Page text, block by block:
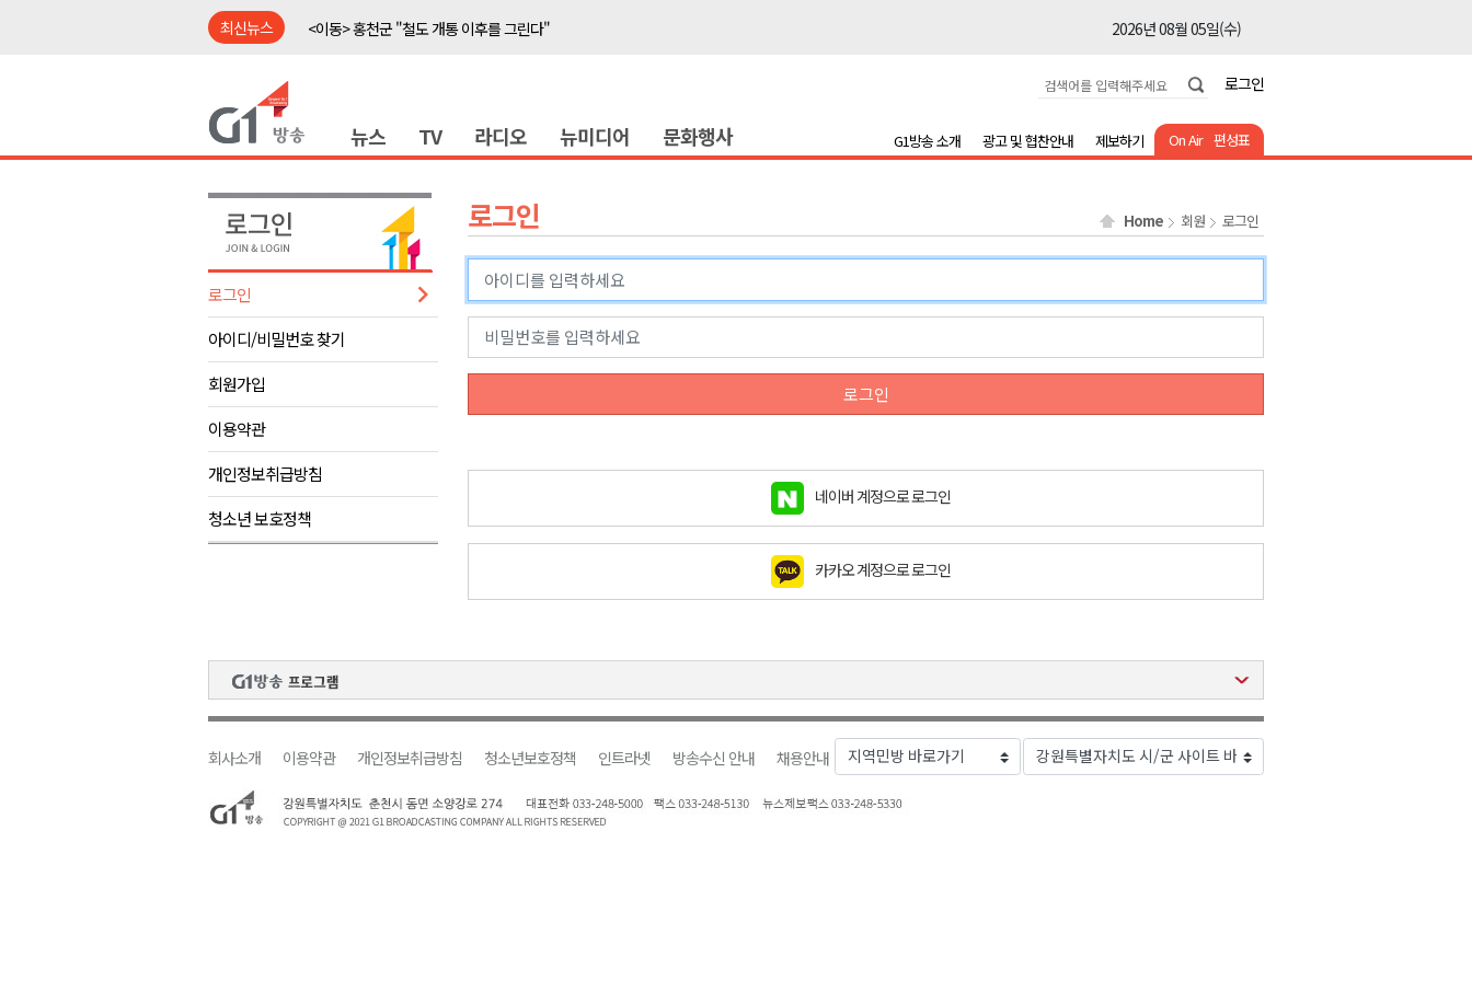
최신뉴스
<이동> 홍천군 "철도 개통 이후를 그린다"
2026년 08월 05일(수)
2026년 08월 05일(수)
강릉 영화영상문화 예산 삭감 반발 확산
2026년 08월 05일(수)
양구군, 상반기 스포츠마케팅 경제효과 212억 원
홍천소방서, 신청사 준공식..33년 만 청사 이전
2026년 08월 05일(수)
ITS 교통도시 강릉..콜 버스 실증
농민단체 "농자재값 폭등, 농산물 가격 하락" 대책 촉구
2026년 08월 05일(수)
<이동> "무더운 여름, 맥주와 함께"..홍천 맥주축제 개막
<이동> 홍천군 "철도 개통 이후를 그린다"
2026년 08월 05일(수)
<이동> 홍천 'K-바이오' 거점 구축 '속도'
2026년 08월 05일(수)
<출연> 신영재 홍천군수 대담
강릉 영화영상문화 예산 삭감 반발 확산
강원자치도, 공공임대주택 1만호 공급
농민단체 "농자재값 폭등, 농산물 가격 하락" 대책 촉구
2026년 08월 05일(수)
로그인
뉴스 TV 라디오 뉴미디어 문화행사 On Air 편성표
G1방송 소개 광고 및 협찬안내 제보하기
로그인
아이디/비밀번호 찾기
회원가입
이용약관
개인정보취급방침
청소년 보호정책
로그인 Home 회원 로그인
로그인
네이버 계정으로 로그인
카카오 계정으로 로그인
회사소개 이용약관 개인정보취급방침 청소년보호정책 인트라넷 방송수신 안내 채용안내